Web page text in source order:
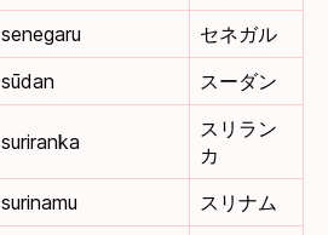
senegaru
セネガル
sūdan スーダン
suriranka
スリラン
カ
surinamu スリナム